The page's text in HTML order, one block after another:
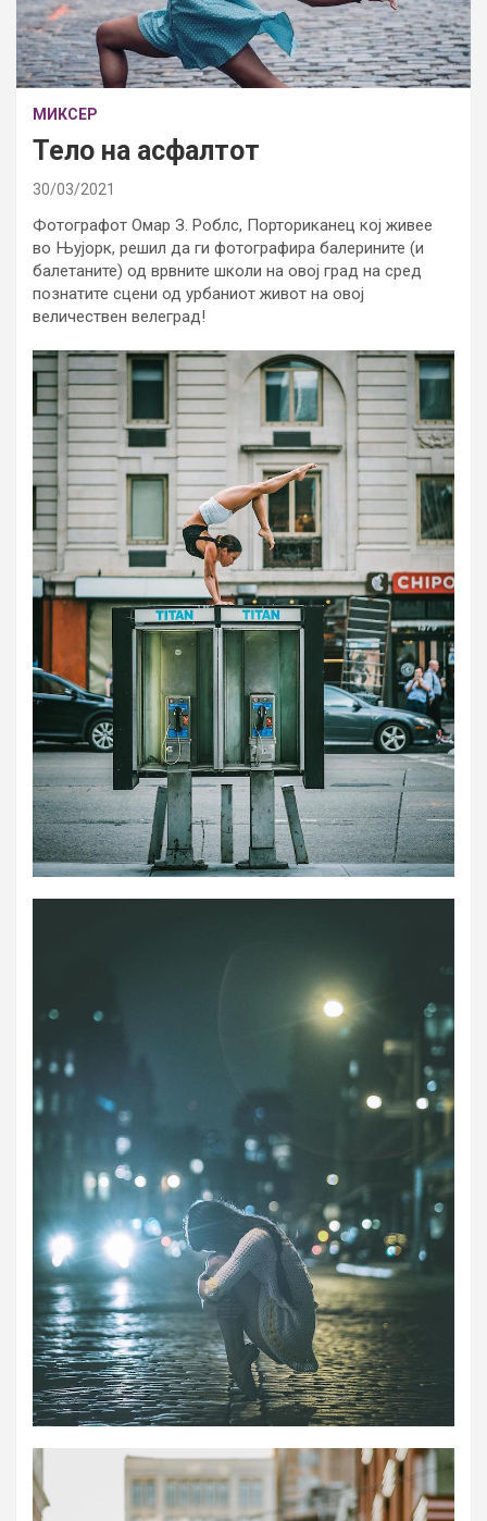
МИКСЕР
Тело на асфалтот
30/03/2021
Фотографот Омар З. Роблс, Порториканец кој живее
во Њујорк, решил да ги фотографира балерините (и
балетаните) од врвните школи на овој град на сред
познатите сцени од урбаниот живот на овој
величествен велеград!